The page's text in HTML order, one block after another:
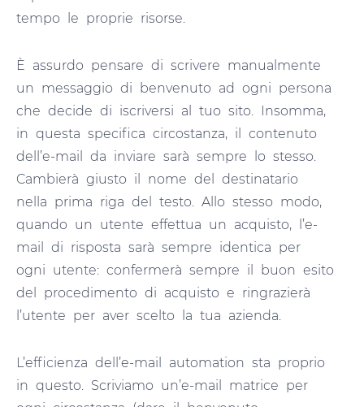
tempo le proprie risorse.
È assurdo pensare di scrivere manualmente
un messaggio di benvenuto ad ogni persona
che decide di iscriversi al tuo sito. Insomma,
in questa specifica circostanza, il contenuto
dell’e-mail da inviare sarà sempre lo stesso.
Cambierà giusto il nome del destinatario
nella prima riga del testo. Allo stesso modo,
quando un utente effettua un acquisto, l’e-
mail di risposta sarà sempre identica per
ogni utente: confermerà sempre il buon esito
del procedimento di acquisto e ringrazierà
l’utente per aver scelto la tua azienda.
L’efficienza dell’e-mail automation sta proprio
in questo. Scriviamo un’e-mail matrice per